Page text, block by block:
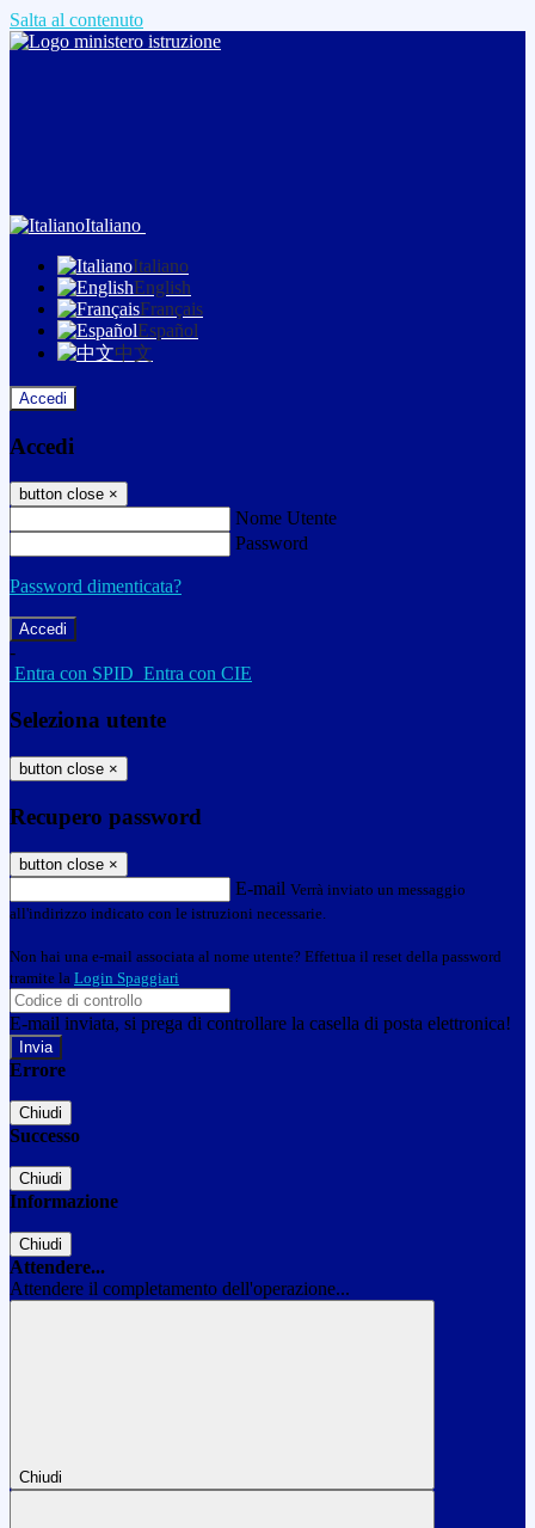
Salta al contenuto
Italiano
Italiano
English
Français
Español
中文
Accedi
Accedi
button close ×
Nome Utente
Password
Password dimenticata?
-
Entra con SPID Entra con CIE
Seleziona utente
button close ×
Recupero password
button close ×
E-mail Verrà inviato un messaggio
all'indirizzo indicato con le istruzioni necessarie.
Non hai una e-mail associata al nome utente? Effettua il reset della password
tramite la Login Spaggiari
E-mail inviata, si prega di controllare la casella di posta elettronica!
Errore
Chiudi
Successo
Chiudi
Informazione
Chiudi
Attendere...
Attendere il completamento dell'operazione...
Chiudi